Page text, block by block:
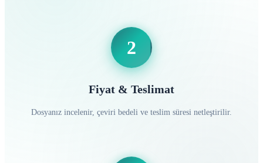
2
Fiyat & Teslimat
Dosyanız incelenir, çeviri bedeli ve teslim süresi netleştirilir.